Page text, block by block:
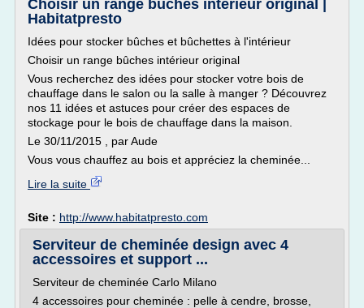
Choisir un range bûches intérieur original |
Habitatpresto
Idées pour stocker bûches et bûchettes à l'intérieur
Choisir un range bûches intérieur original
Vous recherchez des idées pour stocker votre bois de
chauffage dans le salon ou la salle à manger ? Découvrez
nos 11 idées et astuces pour créer des espaces de
stockage pour le bois de chauffage dans la maison.
Le 30/11/2015 , par Aude
Vous vous chauffez au bois et appréciez la cheminée...
Lire la suite
Site : http://www.habitatpresto.com
Serviteur de cheminée design avec 4
accessoires et support ...
Serviteur de cheminée Carlo Milano
4 accessoires pour cheminée : pelle à cendre, brosse,